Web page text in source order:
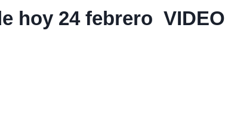
hoy 24 febrero VIDEO